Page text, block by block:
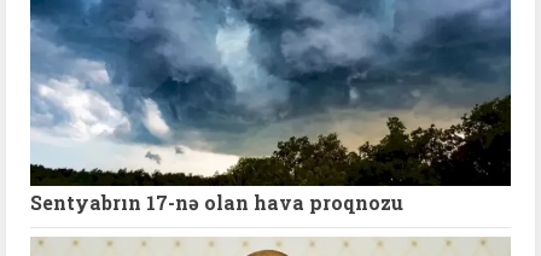
Sentyabrın 17-nə olan hava proqnozu